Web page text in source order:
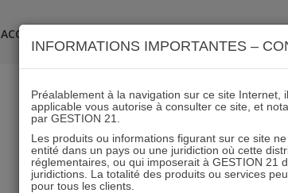
ACCUEIL
ACTIONS 21 –
INFORMATIONS IMPORTANTES –
Préalablement à la navigation sur ce site
applicable vous autorise à consulter ce site, et
par GESTION 21.
Les produits ou informations figurant sur ce site
entité dans un pays ou une juridiction où cette
réglementaires, ou qui imposerait à GESTION 21
juridictions. La totalité des produits ou services
pour tous les clients.